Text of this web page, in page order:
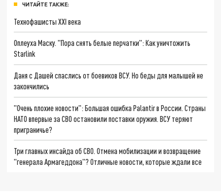
ЧИТАЙТЕ ТАКЖЕ:
Технофашисты XXI века
Оплеуха Маску. "Пора снять белые перчатки": Как уничтожить
Starlink
Даня с Дашей спаслись от боевиков ВСУ. Но беды для малышей не
закончились
"Очень плохие новости": Большая ошибка Palantir в России. Страны
НАТО впервые за СВО остановили поставки оружия. ВСУ теряют
приграничье?
Три главных инсайда об СВО. Отмена мобилизации и возвращение
"генерала Армагеддона"? Отличные новости, которые ждали все